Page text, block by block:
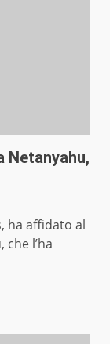
Netanyahu,
ha affidato al
l’ha